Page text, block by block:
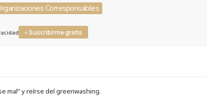
Corresponsables
» Suscribirme gratis
mal” y reírse del greenwashing.